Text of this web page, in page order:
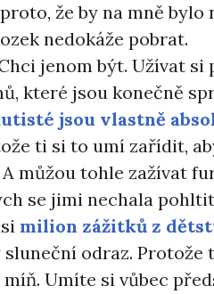
že by na mně bylo
nedokáže pobrat.
jenom být. Užívat
které jsou konečně
jsou vlastně
ti si to umí zařídit,
můžou tohle zažívat
se jimi nechala
milion zážitků z
sluneční odraz.
Umíte si vůbec